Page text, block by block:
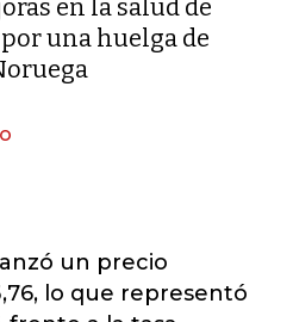
en la salud de
una huelga de
un precio
lo que representó